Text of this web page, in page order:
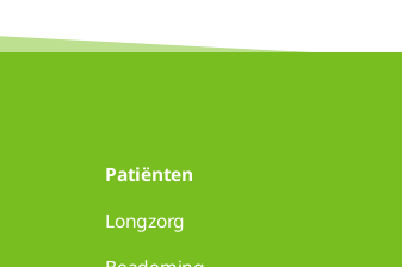
Patiënten
Longzorg